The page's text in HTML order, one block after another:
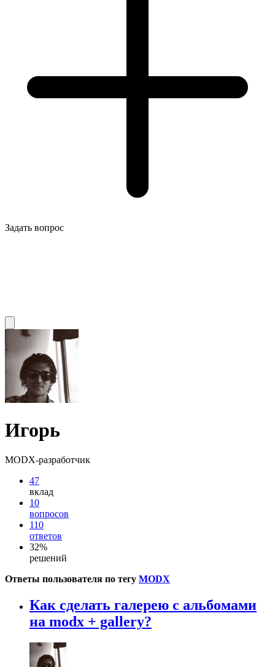
Задать вопрос
Игорь
MODX-разработчик
47
вклад
10
вопросов
110
ответов
32%
решений
Ответы пользователя по тегу MODX
Как сделать галерею с альбомами
на modx + gallery?